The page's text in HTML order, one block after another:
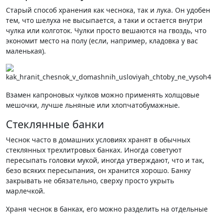
Старый способ хранения как чеснока, так и лука. Он удобен
тем, что шелуха не высыпается, а таки и остается внутри
чулка или колготок. Чулки просто вешаются на гвоздь, что
экономит место на полу (если, например, кладовка у вас
маленькая).
Взамен капроновых чулков можно применять холщовые
мешочки, лучше льняные или хлопчатобумажные.
Стеклянные банки
Чеснок часто в домашних условиях хранят в обычных
стеклянных трехлитровых банках. Иногда советуют
пересыпать головки мукой, иногда утверждают, что и так,
безо всяких пересыпания, он хранится хорошо. Банку
закрывать не обязательно, сверху просто укрыть
марлечкой.
Храня чеснок в банках, его можно разделить на отдельные